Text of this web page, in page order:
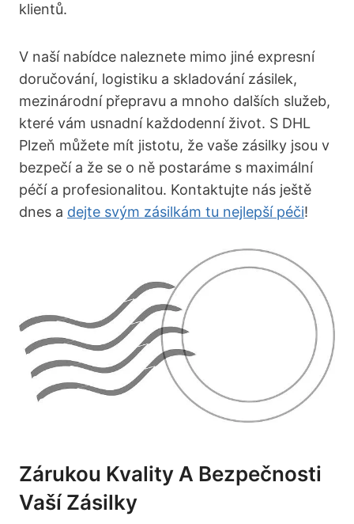
klientů.
V naší nabídce naleznete mimo jiné expresní
doručování, logistiku a skladování zásilek,
mezinárodní přepravu a mnoho dalších služeb,
které vám usnadní každodenní život. S DHL
Plzeň můžete mít jistotu, že vaše zásilky jsou v
bezpečí a že se o ně postaráme s maximální
péčí a profesionalitou. Kontaktujte nás ještě
dnes a dejte svým zásilkám tu nejlepší péči!
Zárukou Kvality A Bezpečnosti
Vaší Zásilky